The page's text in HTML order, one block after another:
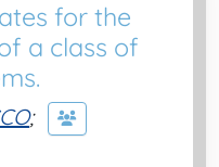
for the
a class of
;